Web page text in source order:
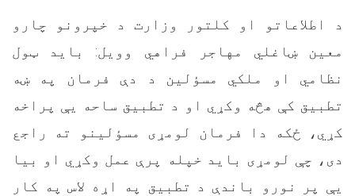
د اطلاعاتو او کلتور وزارت د خپرونو چارو
معین ښاغلي مهاجر فراهي وویل: باید ټول
نظامي او ملکي مسؤلين د دې فرمان په ښه
تطبيق کې هڅه وکړي او د تطبيق ساحه يې پراخه
کړي، ځکه دا فرمان لومړی مسؤلينو ته راجع
دی، چې لومړی بايد خپله پرې عمل وکړي او بيا
يې پر نورو باندې د تطبيق په اړه لاس په کار